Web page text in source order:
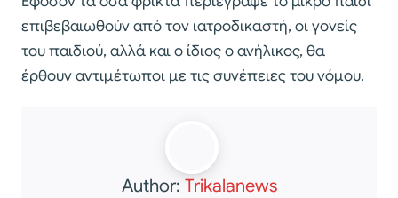
επιβεβαιωθούν από τον ιατροδικαστή, οι γονείς
του παιδιού, αλλά και ο ίδιος ο ανήλικος, θα
έρθουν αντιμέτωποι με τις συνέπειες του νόμου.
Author: Trikalanews